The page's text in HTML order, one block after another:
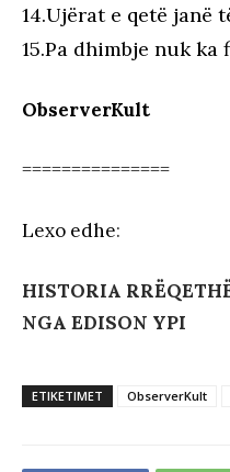
14.Ujërat e qetë janë
15.Pa dhimbje nuk ka
ObserverKult
===============
Lexo edhe:
HISTORIA
NGA EDISON YPI
ETIKETIMET ObserverKult